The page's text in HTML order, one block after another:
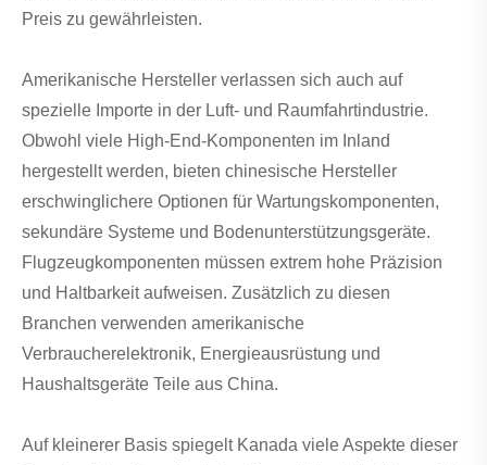
Preis zu gewährleisten.
Amerikanische Hersteller verlassen sich auch auf
spezielle Importe in der Luft- und Raumfahrtindustrie.
Obwohl viele High-End-Komponenten im Inland
hergestellt werden, bieten chinesische Hersteller
erschwinglichere Optionen für Wartungskomponenten,
sekundäre Systeme und Bodenunterstützungsgeräte.
Flugzeugkomponenten müssen extrem hohe Präzision
und Haltbarkeit aufweisen. Zusätzlich zu diesen
Branchen verwenden amerikanische
Verbraucherelektronik, Energieausrüstung und
Haushaltsgeräte Teile aus China.
Auf kleinerer Basis spiegelt Kanada viele Aspekte dieser